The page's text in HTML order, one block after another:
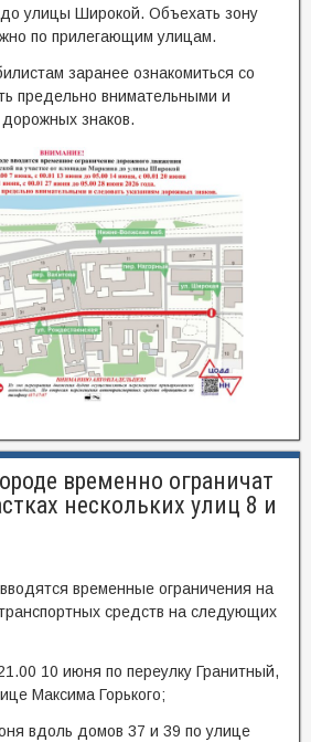
улицы Широкой. Объехать зону
по прилегающим улицам.
заранее ознакомиться со
предельно внимательными и
знаков.
временно ограничат
нескольких улиц 8 и
временные ограничения на
транспортных средств на следующих
10 июня по переулку Гранитный,
Максима Горького;
вдоль домов 37 и 39 по улице